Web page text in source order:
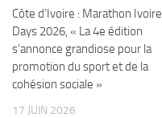
Côte d’Ivoire : Marathon Ivoire
Days 2026, « La 4e édition
s’annonce grandiose pour la
promotion du sport et de la
cohésion sociale »
17 JUIN 2026